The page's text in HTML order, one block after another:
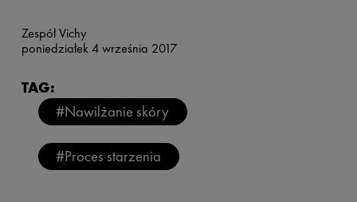
Zespół Vichy
poniedziałek 4 września 2017
TAG:
#Nawilżanie skóry
#Proces starzenia